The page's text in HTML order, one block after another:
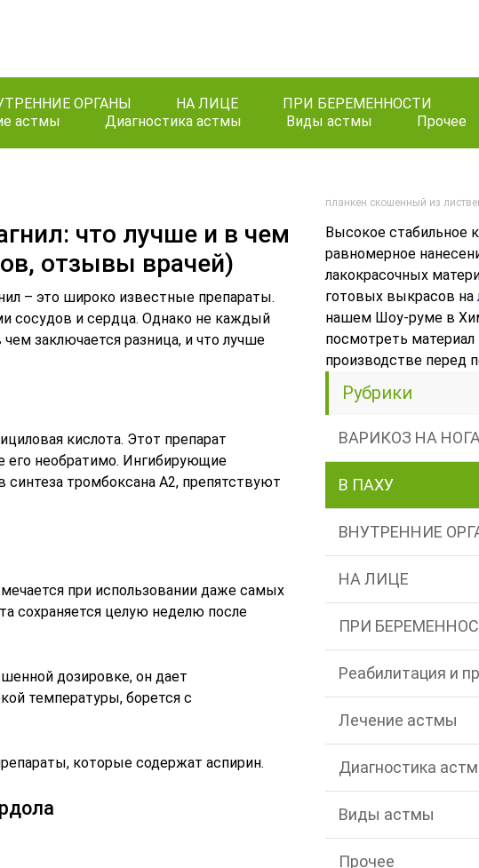
ОРГАНЫ НА ЛИЦЕ
ПРИ БЕРЕМЕННОСТИ
астмы Диагностика астмы Виды астмы Прочее
что лучше и в чем
отзывы врачей)
– это широко известные препараты.
сосудов и сердца. Однако не каждый
заключается разница, и что лучше
кислота. Этот препарат
его необратимо. Ингибирующие
тромбоксана А2, препятствуют
при использовании даже самых
сохраняется целую неделю после
дозировке, он дает
температуры, борется с
которые содержат аспирин.
планкен скошенный из
Высокое стабильное
равномерное
лакокрасочных
готовых выкрасов на
нашем Шоу-руме в
посмотреть материал
производстве перед
Рубрики
ВАРИКОЗ НА
В ПАХУ
ВНУТРЕННИЕ
НА ЛИЦЕ
ПРИ
Реабилитация и
Лечение астмы
Диагностика
Виды астмы
Прочее